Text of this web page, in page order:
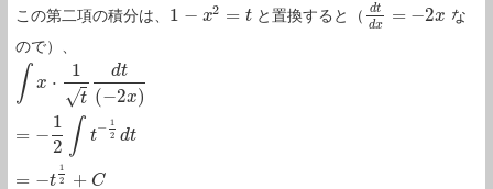
この第二項の積分は、 1 − x2 = t
1 −x2=t と置換すると（ dt
dx = −2x
dtd x=−2x
な
ので）、
∫ x ⋅
1
t
√
dt
(−2x)
= −
1
2 ∫ t− 1
2 dt
= −t
1
2
+ C
x 1tdt −2x )=−12∫t−